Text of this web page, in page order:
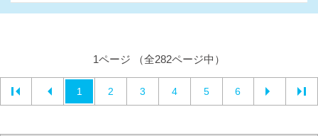
1ページ （全282ページ中）
1 2 3 4 5 6